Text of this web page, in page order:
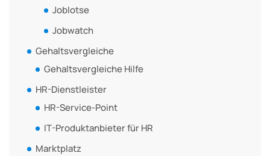
Joblotse
Jobwatch
Gehaltsvergleiche
Gehaltsvergleiche Hilfe
HR-Dienstleister
HR-Service-Point
IT-Produktanbieter für HR
Marktplatz